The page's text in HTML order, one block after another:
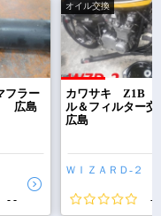
フラー
広島
- -
オイル交換
カワサキ Z1B
ル＆フィルター
広島
ＷＩＺＡＲＤ‐２
- -
相場をチェック！
、かんたん相場検索
択する